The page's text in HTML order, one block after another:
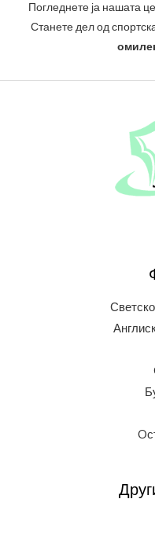
Погледнете ја нашата
Станете дел од